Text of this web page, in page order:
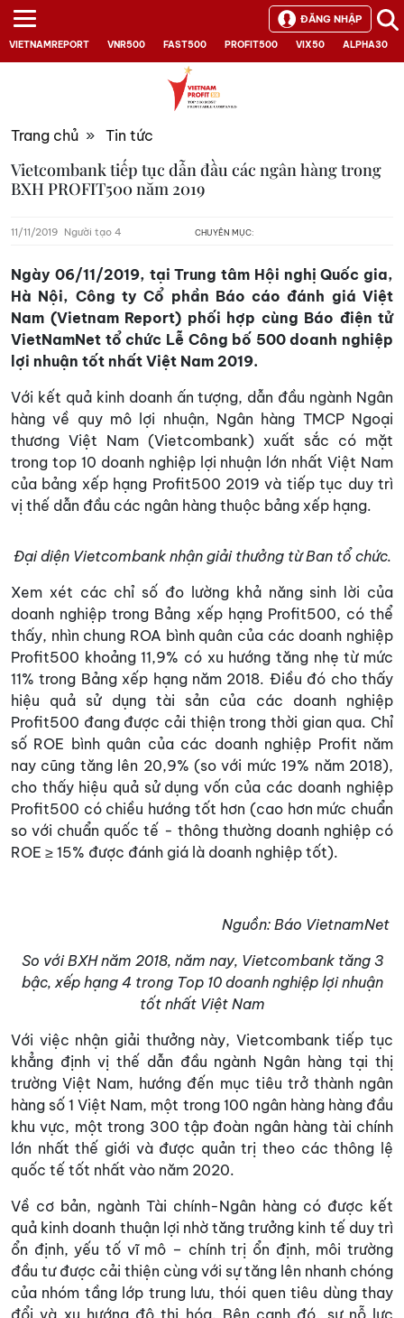
VIETNAMREPORT VNR500 FAST500 PROFIT500 VIX50 ALPHA30
ĐĂNG NHẬP
Trang chủ » Tin tức
Vietcombank tiếp tục dẫn đầu các ngân hàng trong
BXH PROFIT500 năm 2019
11/11/2019 Người tạo 4 CHUYÊN MỤC:
Ngày 06/11/2019, tại Trung tâm Hội nghị Quốc gia,
Hà Nội, Công ty Cổ phần Báo cáo đánh giá Việt
Nam (Vietnam Report) phối hợp cùng Báo điện tử
VietNamNet tổ chức Lễ Công bố 500 doanh nghiệp
lợi nhuận tốt nhất Việt Nam 2019.
Với kết quả kinh doanh ấn tượng, dẫn đầu ngành Ngân
hàng về quy mô lợi nhuận, Ngân hàng TMCP Ngoại
thương Việt Nam (Vietcombank) xuất sắc có mặt
trong top 10 doanh nghiệp lợi nhuận lớn nhất Việt Nam
của bảng xếp hạng Profit500 2019 và tiếp tục duy trì
vị thế dẫn đầu các ngân hàng thuộc bảng xếp hạng.
Đại diện Vietcombank nhận giải thưởng từ Ban tổ chức.
Xem xét các chỉ số đo lường khả năng sinh lời của
doanh nghiệp trong Bảng xếp hạng Profit500, có thể
thấy, nhìn chung ROA bình quân của các doanh nghiệp
Profit500 khoảng 11,9% có xu hướng tăng nhẹ từ mức
11% trong Bảng xếp hạng năm 2018. Điều đó cho thấy
hiệu quả sử dụng tài sản của các doanh nghiệp
Profit500 đang được cải thiện trong thời gian qua. Chỉ
số ROE bình quân của các doanh nghiệp Profit năm
nay cũng tăng lên 20,9% (so với mức 19% năm 2018),
cho thấy hiệu quả sử dụng vốn của các doanh nghiệp
Profit500 có chiều hướng tốt hơn (cao hơn mức chuẩn
so với chuẩn quốc tế - thông thường doanh nghiệp có
ROE ≥ 15% được đánh giá là doanh nghiệp tốt).
Nguồn: Báo VietnamNet
So với BXH năm 2018, năm nay, Vietcombank tăng 3
bậc, xếp hạng 4 trong Top 10 doanh nghiệp lợi nhuận
tốt nhất Việt Nam
Với việc nhận giải thưởng này, Vietcombank tiếp tục
khẳng định vị thế dẫn đầu ngành Ngân hàng tại thị
trường Việt Nam, hướng đến mục tiêu trở thành ngân
hàng số 1 Việt Nam, một trong 100 ngân hàng hàng đầu
khu vực, một trong 300 tập đoàn ngân hàng tài chính
lớn nhất thế giới và được quản trị theo các thông lệ
quốc tế tốt nhất vào năm 2020.
Về cơ bản, ngành Tài chính-Ngân hàng có được kết
quả kinh doanh thuận lợi nhờ tăng trưởng kinh tế duy trì
ổn định, yếu tố vĩ mô – chính trị ổn định, môi trường
đầu tư được cải thiện cùng với sự tăng lên nhanh chóng
của nhóm tầng lớp trung lưu, thói quen tiêu dùng thay